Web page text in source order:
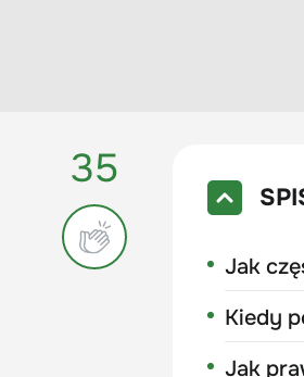
35
Jak
Kiedy
Jak